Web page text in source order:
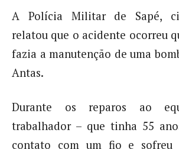
A Polícia Militar de Sapé,
relatou que o acidente ocorreu
fazia a manutenção de uma
Antas.
Durante os reparos ao
trabalhador – que tinha 55
contato com um fio e sofreu